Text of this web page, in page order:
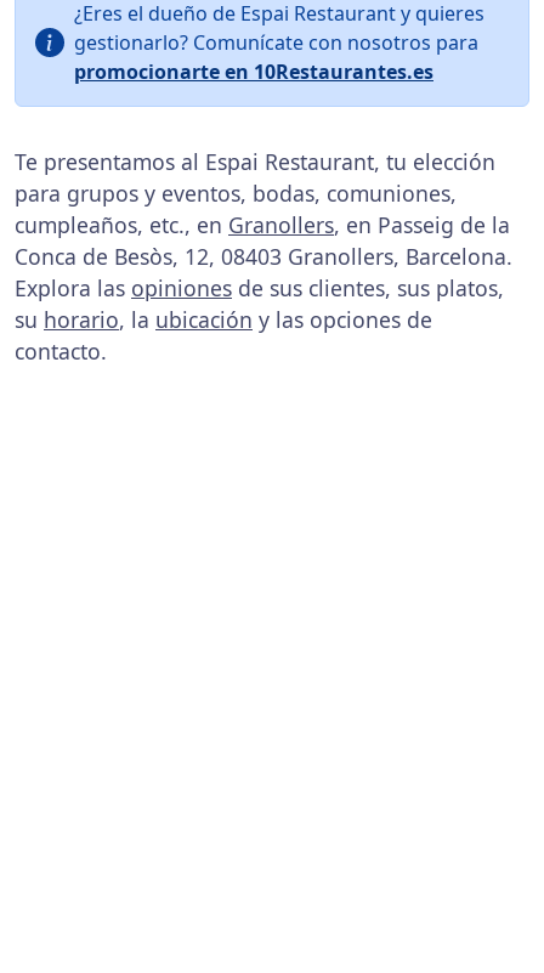
¿Eres el dueño de Espai Restaurant y quieres
gestionarlo? Comunícate con nosotros para
promocionarte en 10Restaurantes.es
Te presentamos al Espai Restaurant, tu elección
para grupos y eventos, bodas, comuniones,
cumpleaños, etc., en Granollers, en Passeig de la
Conca de Besòs, 12, 08403 Granollers, Barcelona.
Explora las opiniones de sus clientes, sus platos,
su horario, la ubicación y las opciones de
contacto.